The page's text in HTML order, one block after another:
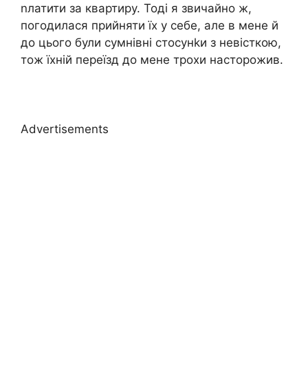
nлатити за квартиру. Тоді я звичайно ж,
погодилася прийняти їх у себе, але в мене й
до цього були сумнівні стосунkи з невісткою,
тож їхній переїзд до мене трохи насторожив.
Advertisements